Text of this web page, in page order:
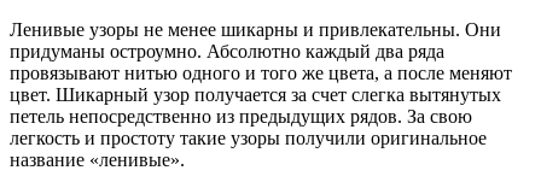
Ленивые узоры не менее шикарны и привлекательны. Они
придуманы остроумно. Абсолютно каждый два ряда
провязывают нитью одного и того же цвета, а после меняют
цвет. Шикарный узор получается за счет слегка вытянутых
петель непосредственно из предыдущих рядов. За свою
легкость и простоту такие узоры получили оригинальное
название «ленивые».